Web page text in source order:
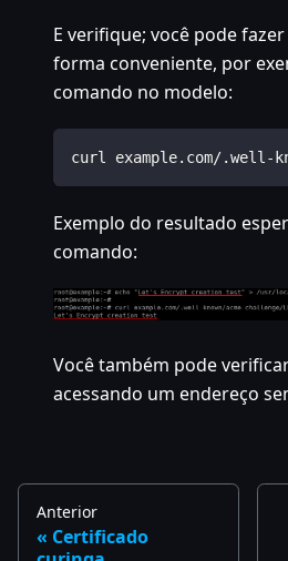
E verifique; você pode
forma conveniente, por
comando no modelo:
curl example.com/.well-
Exemplo do resultado
comando:
Você também pode
acessando um endereço
Anterior
Certificado